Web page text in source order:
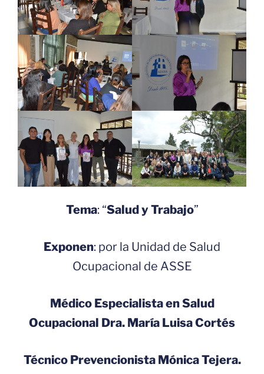
Tema: “Salud y Trabajo”
Exponen: por la Unidad de Salud
Ocupacional de ASSE
Médico Especialista en Salud
Ocupacional Dra. María Luisa Cortés
Técnico Prevencionista Mónica Tejera.